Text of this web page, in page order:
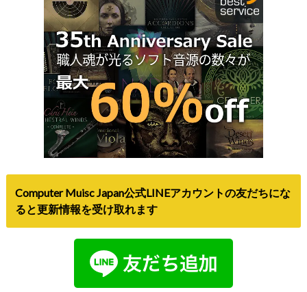
Computer Muisc Japan公式LINEアカウントの友だちにな
ると更新情報を受け取れます